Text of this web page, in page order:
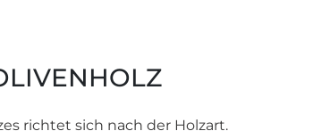
richtet sich nach der Holzart.